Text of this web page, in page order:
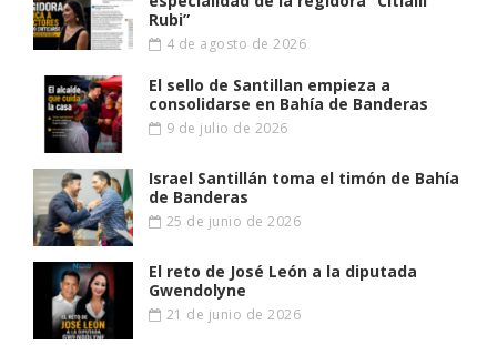
Rubi”
4 de agosto de 2026
El sello de Santillan empieza a
consolidarse en Bahía de Banderas
9 de julio de 2026
Israel Santillán toma el timón de Bahía
de Banderas
25 de junio de 2026
El reto de José León a la diputada
Gwendolyne
21 de junio de 2026